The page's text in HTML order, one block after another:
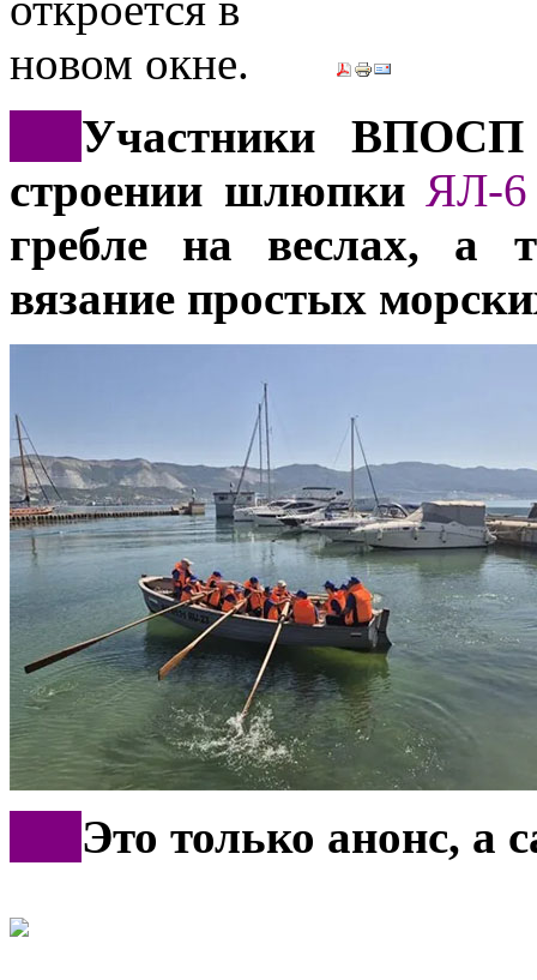
Участники
строении шлюпкиЯЛ-6
гребле на веслах, а
вязание простых
Это только анонс, а